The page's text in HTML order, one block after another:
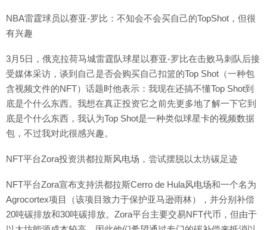
NBA雷霆球员以赛亚-罗比：不知会不会买自己的TopShot，但很
有兴趣
3月5日，俄克拉荷马城雷霆队球星以赛亚-罗比在击败马刺队后接
受媒体采访，谈到自己是否会购买自己扣篮的Top Shot（一种包
含视频文件的NFT）话题时他表示：我现在还搞不懂Top Shot到
底是个什么东西。我想在真正投资它之前先更多地了解一下它到
底是个什么东西，我认为Top Shot是一种类似球星卡的视频数据
包，不过我对此很感兴趣。
NFT平台Zora投资洪都拉斯风电场，尝试摆脱以太坊碳足迹
NFT平台Zora宣布支持洪都拉斯Cerro de Hula风电场和一个名为
Agrocortex项目（该项目致力于保护亚马逊雨林），并分别补偿
20吨碳排放和30吨碳排放。Zora平台主要交易NFT代币，但由于